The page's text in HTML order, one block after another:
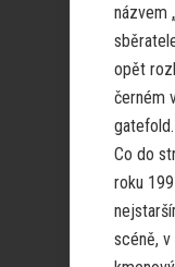
názvem
opět
černém
gatefold.
Co do
roku
scéně,